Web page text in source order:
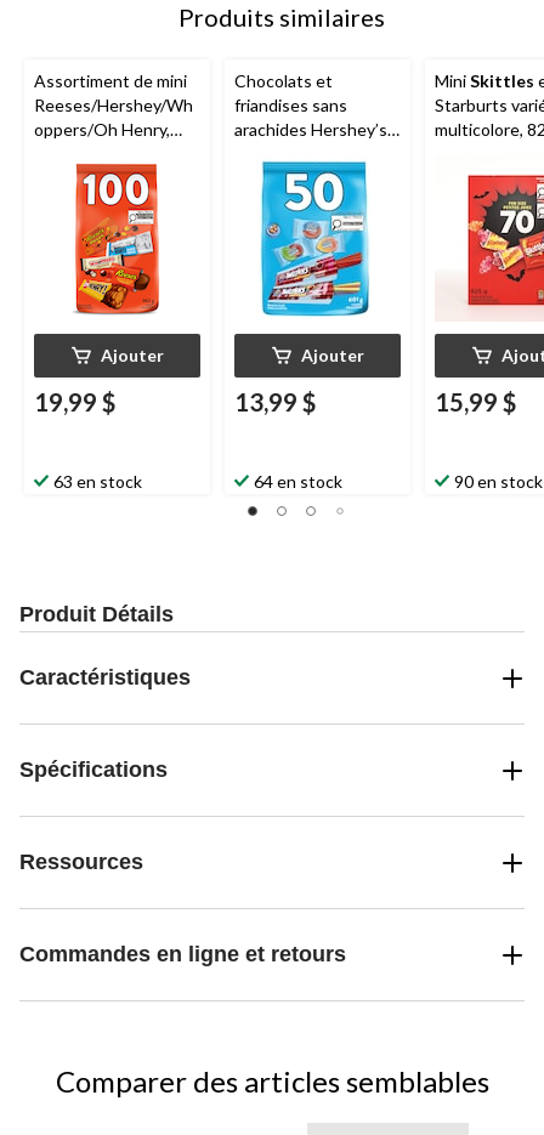
Produits similaires
Assortiment de mini
Reeses/Hershey/Wh
oppers/Oh Henry,
paq. 100 friandises
pour l'Halloween
Ajouter
19,99 $
63 en stock
Chocolats et
friandises sans
arachides Hershey’s,
Ajouter
13,99 $
64 en stock
MiniSkittles
Starburts
multicolore,
pour
15,99 $
90 en stock
Produit Détails
Caractéristiques
Spécifications
Ressources
Commandes en ligne et retours
Comparer des articles semblables